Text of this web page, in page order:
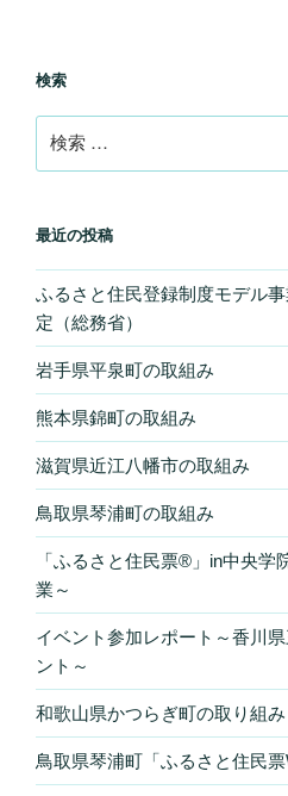
ン
検索
検
索:
最近の投稿
ふるさと住民登録制度モデル
定（総務省）
岩手県平泉町の取組み
熊本県錦町の取組み
滋賀県近江八幡市の取組み
鳥取県琴浦町の取組み
「ふるさと住民票®」in中央
業～
イベント参加レポート～香川
ント～
和歌山県かつらぎ町の取り組み
鳥取県琴浦町「ふるさと住民